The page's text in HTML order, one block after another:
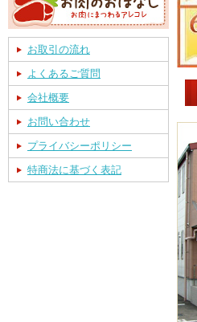
お取引の流れ
よくあるご質問
会社概要
お問い合わせ
プライバシーポリシー
特商法に基づく表記